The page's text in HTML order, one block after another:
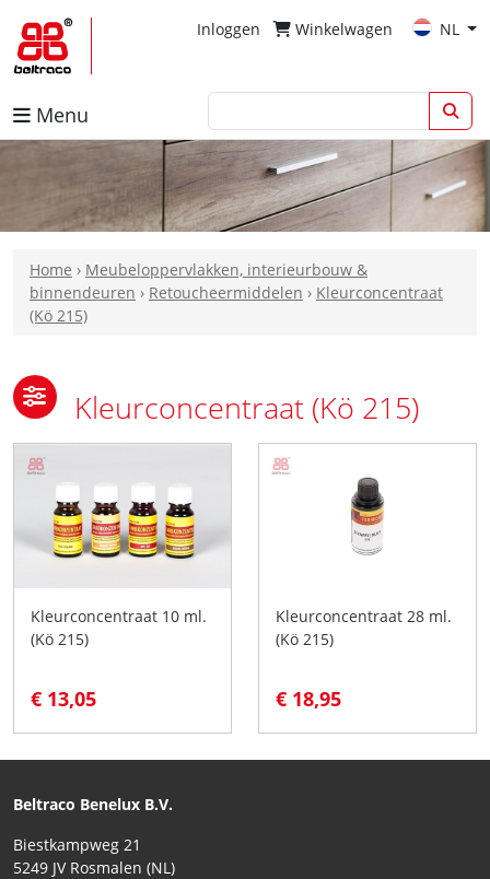
Inloggen Winkelwagen NL
Menu
Home › Meubeloppervlakken, interieurbouw &
binnendeuren › Retoucheermiddelen › Kleurconcentraat
(Kö 215)
Kleurconcentraat (Kö 215)
Kleurconcentraat 10 ml.
(Kö 215)
€ 13,05
Kleurconcentraat 28 ml.
(Kö 215)
€ 18,95
Beltraco Benelux B.V.
Biestkampweg 21
5249 JV Rosmalen (NL)